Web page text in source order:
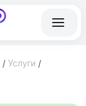
/ Услуги /